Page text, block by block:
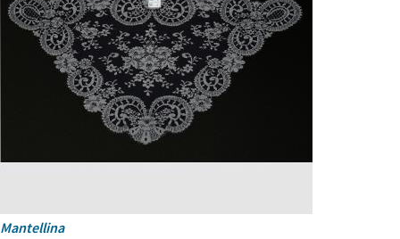
Mantellina